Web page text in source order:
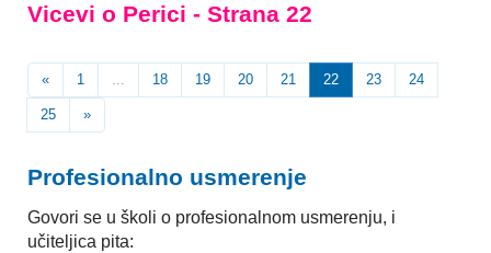
Vicevi o Perici - Strana 22
« 1 ... 18 19 20 21 22 23 24
25 »
Profesionalno usmerenje
Govori se u školi o profesionalnom usmerenju, i
učiteljica pita: